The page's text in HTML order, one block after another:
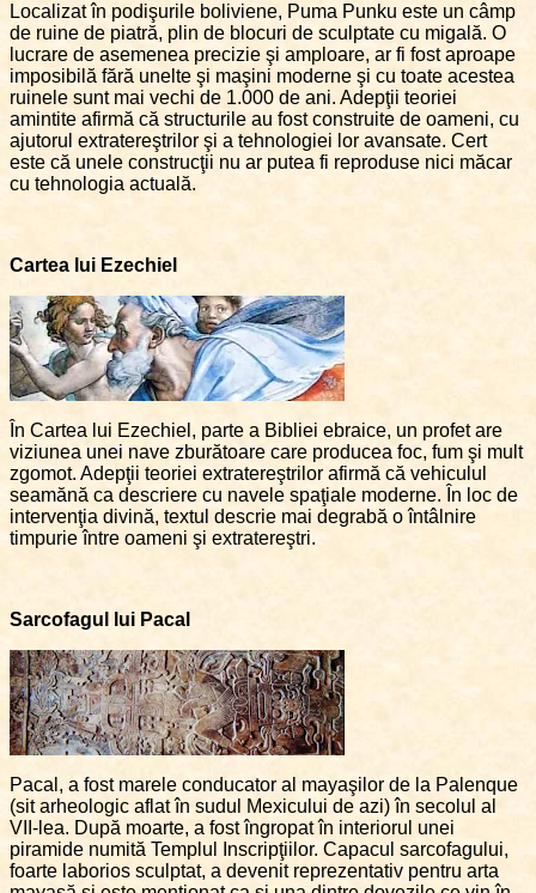
Localizat în podişurile boliviene, Puma Punku este un câmp
de ruine de piatră, plin de blocuri de sculptate cu migală. O
lucrare de asemenea precizie şi amploare, ar fi fost aproape
imposibilă fără unelte şi maşini moderne şi cu toate acestea
ruinele sunt mai vechi de 1.000 de ani. Adepţii teoriei
amintite afirmă că structurile au fost construite de oameni, cu
ajutorul extratereştrilor şi a tehnologiei lor avansate. Cert
este că unele construcţii nu ar putea fi reproduse nici măcar
cu tehnologia actuală.
Cartea lui Ezechiel
În Cartea lui Ezechiel, parte a Bibliei ebraice, un profet are
viziunea unei nave zburătoare care producea foc, fum şi mult
zgomot. Adepţii teoriei extratereştrilor afirmă că vehiculul
seamănă ca descriere cu navele spaţiale moderne. În loc de
intervenţia divină, textul descrie mai degrabă o întâlnire
timpurie între oameni şi extratereştri.
Sarcofagul lui Pacal
Pacal, a fost marele conducator al mayaşilor de la Palenque
(sit arheologic aflat în sudul Mexicului de azi) în secolul al
VII-lea. După moarte, a fost îngropat în interiorul unei
piramide numită Templul Inscripţiilor. Capacul sarcofagului,
foarte laborios sculptat, a devenit reprezentativ pentru arta